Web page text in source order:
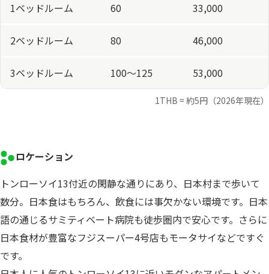
1ベッドルーム 60 33,000
2ベッドルーム 80 46,000
3ベッドルーム 100〜125 53,000
1THB = 約5円（2026年現在）
ロケーション
トンローソイ13付近の閑静な通りにあり、日本村まで歩いて
数分。日本食はもちろん、飲食には事欠かない環境です。日本
語の通じるサミティベート病院も徒歩圏内で安心です。さらに
日本食材が豊富なフジスーパー4号店もモータサイなどですぐ
です。